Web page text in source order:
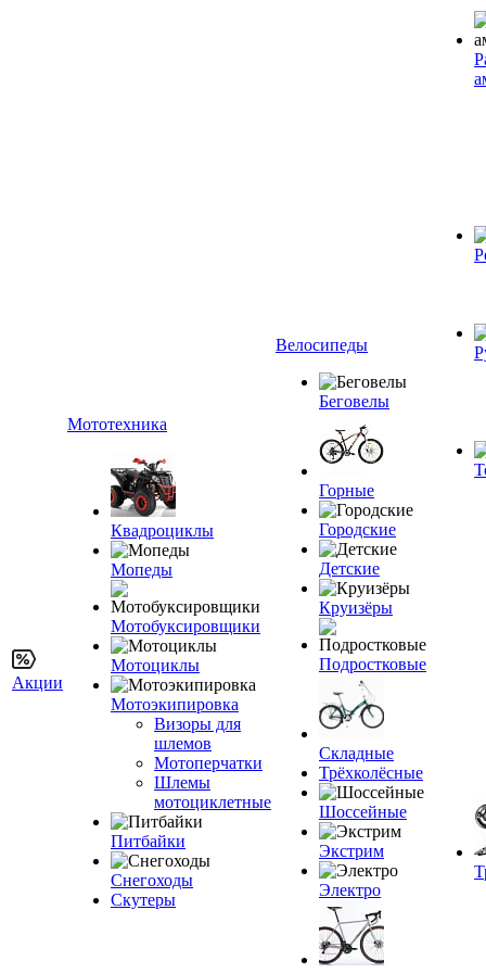
Акции
Мототехника
Квадроциклы
Мопеды
Мотобуксировщики
Мотоциклы
Мотоэкипировка
Визоры для
шлемов
Мотоперчатки
Шлемы
мотоциклетные
Питбайки
Снегоходы
Скутеры
Велосипеды
Беговелы
Горные
Городские
Детские
Круизёры
Подростковые
Складные
Трёхколёсные
Шоссейные
Экстрим
Электро